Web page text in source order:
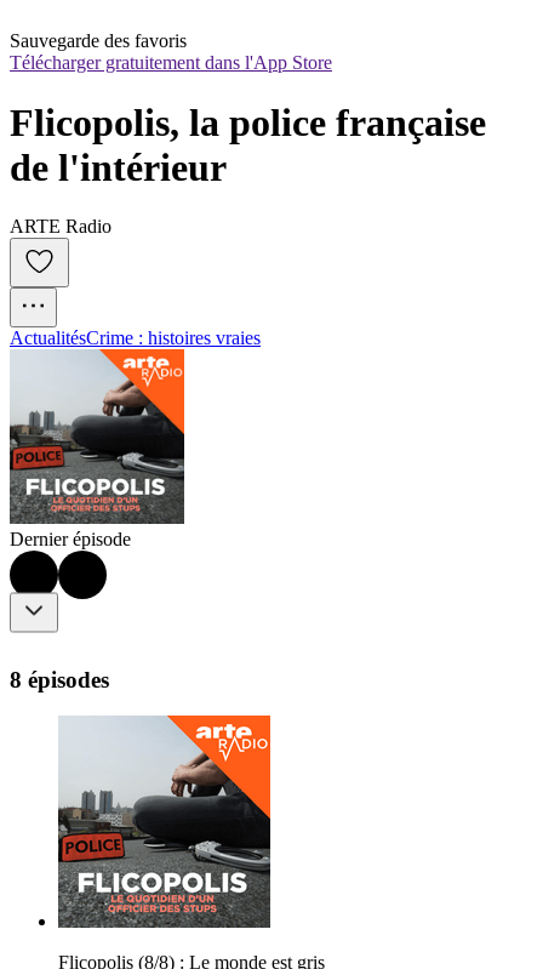
Sauvegarde des favoris
Télécharger gratuitement dans l'App Store
Flicopolis, la police française
de l'intérieur
ARTE Radio
ActualitésCrime : histoires vraies
Dernier épisode
8 épisodes
Flicopolis (8/8) : Le monde est gris